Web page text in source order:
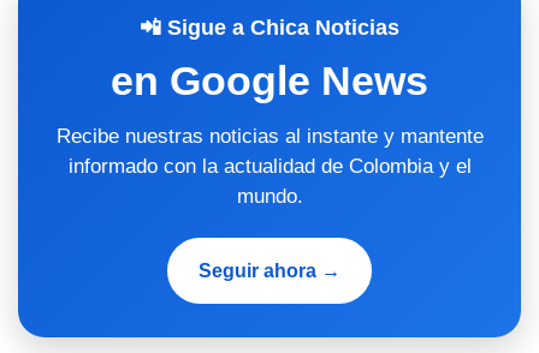
📲 Sigue a Chica Noticias
en Google News
Recibe nuestras noticias al instante y mantente
informado con la actualidad de Colombia y el
mundo.
Seguir ahora →